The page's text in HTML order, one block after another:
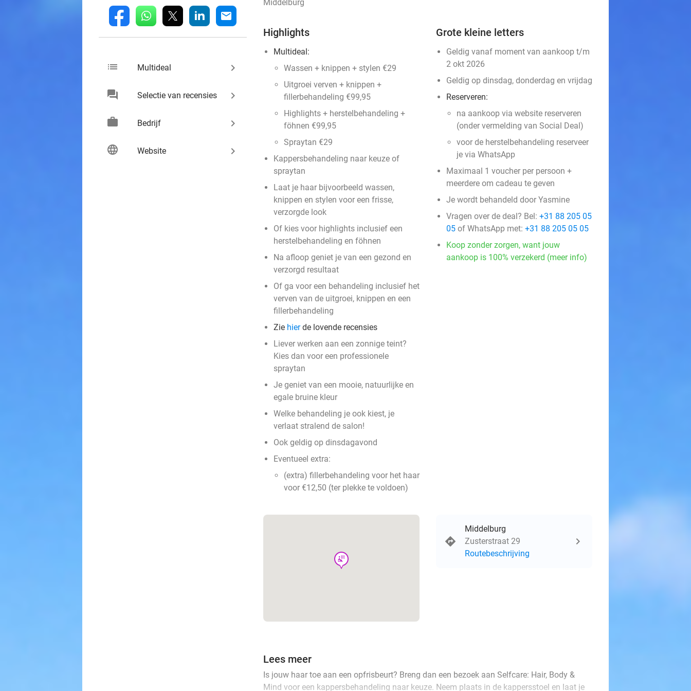
fb whatsapp linkedin mail
list Multideal keyboard_arrow_right
chat Selectie van recensies keyboard_arrow_right
work Bedrijf keyboard_arrow_right
language Website keyboard_arrow_right
Middelburg
Highlights
Multideal:
Wassen + knippen + stylen €29
Uitgroei verven + knippen +
fillerbehandeling €99,95
Highlights + herstelbehandeling +
föhnen €99,95
Spraytan €29
Kappersbehandeling naar keuze of
spraytan
Laat je haar bijvoorbeeld wassen,
knippen en stylen voor een frisse,
verzorgde look
Of kies voor highlights inclusief een
herstelbehandeling en föhnen
Na afloop geniet je van een gezond en
verzorgd resultaat
Of ga voor een behandeling inclusief het
verven van de uitgroei, knippen en een
fillerbehandeling
Zie hierde lovende recensies
Liever werken aan een zonnige teint?
Kies dan voor een professionele
spraytan
Je geniet van een mooie, natuurlijke en
egale bruine kleur
Welke behandeling je ook kiest, je
verlaat stralend de salon!
Ook geldig op dinsdagavond
Eventueel extra:
(extra) fillerbehandeling voor het haar
voor €12,50 (ter plekke te voldoen)
Grote kleine letters
Geldig vanaf moment van aankoop t/m
2 okt 2026
Geldig op dinsdag, donderdag en vrijdag
Reserveren:
na aankoop via website reserveren
(onder vermelding van Social Deal)
voor de herstelbehandeling reserveer
je via WhatsApp
Maximaal 1 voucher per persoon +
meerdere om cadeau te geven
Je wordt behandeld door Yasmine
Vragen over de deal? Bel: +31 88 205 05
05 of WhatsApp met: +31 88 205 05 05
Koop zonder zorgen, want jouw
aankoop is 100% verzekerd (meer info)
wellness
Middelburg
Zusterstraat 29
Routebeschrijving
Lees meer
Is jouw haar toe aan een opfrisbeurt? Breng dan een bezoek aan Selfcare: Hair, Body &
Mind voor een kappersbehandeling naar keuze. Neem plaats in de kappersstoel en laat je